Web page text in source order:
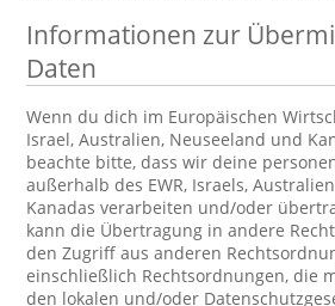
Informationen zur
Daten
Wenn du dich im Europäischen
Israel, Australien, Neuseeland und
beachte bitte, dass wir deine
außerhalb des EWR, Israels,
Kanadas verarbeiten und/oder
kann die Übertragung in andere
den Zugriff aus anderen
einschließlich Rechtsordnungen, die
den lokalen und/oder